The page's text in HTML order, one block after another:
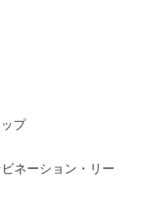
プ
ネーション・リー